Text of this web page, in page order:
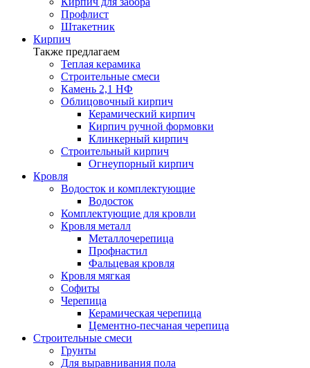
Профлист
Штакетник
Кирпич
Также предлагаем
Теплая керамика
Строительные смеси
Камень 2,1 НФ
Облицовочный кирпич
Керамический кирпич
Кирпич ручной формовки
Клинкерный кирпич
Строительный кирпич
Огнеупорный кирпич
Кровля
Водосток и комплектующие
Водосток
Комплектующие для кровли
Кровля металл
Металлочерепица
Профнастил
Фальцевая кровля
Кровля мягкая
Софиты
Черепица
Керамическая черепица
Цементно-песчаная черепица
Строительные смеси
Грунты
Для выравнивания пола